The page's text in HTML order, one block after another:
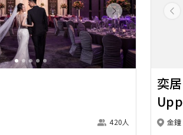
Next
420人
奕居
金鐘